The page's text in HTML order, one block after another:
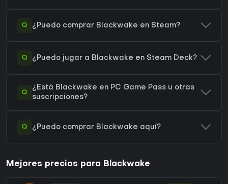
Q ¿Puedo comprar Blackwake en Steam?
Q ¿Puedo jugar a Blackwake en Steam Deck?
Q
¿Está Blackwake en PC Game Pass u otras
suscripciones?
Q ¿Puedo comprar Blackwake aquí?
Mejores precios para Blackwake